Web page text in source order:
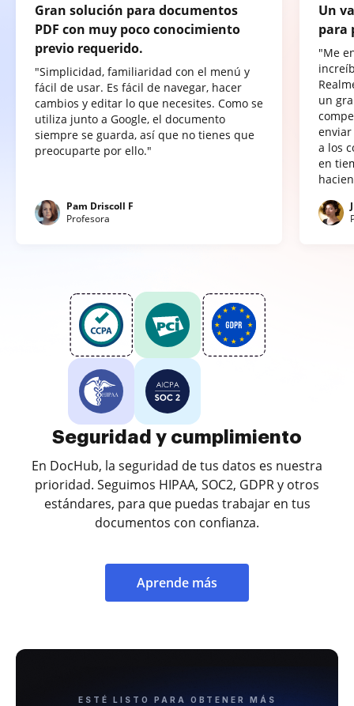
Gran solución para documentos
PDF con muy poco conocimiento
previo requerido.
"Simplicidad, familiaridad con el menú y
fácil de usar. Es fácil de navegar, hacer
cambios y editar lo que necesites. Como se
utiliza junto a Google, el documento
siempre se guarda, así que no tienes que
preocuparte por ello."
Pam Driscoll F
Profesora
Un
para
"Me
un
a los
en
Seguridad y cumplimiento
En DocHub, la seguridad de tus datos es nuestra
prioridad. Seguimos HIPAA, SOC2, GDPR y otros
estándares, para que puedas trabajar en tus
documentos con confianza.
Aprende más
ESTÉ LISTO PARA OBTENER MÁS